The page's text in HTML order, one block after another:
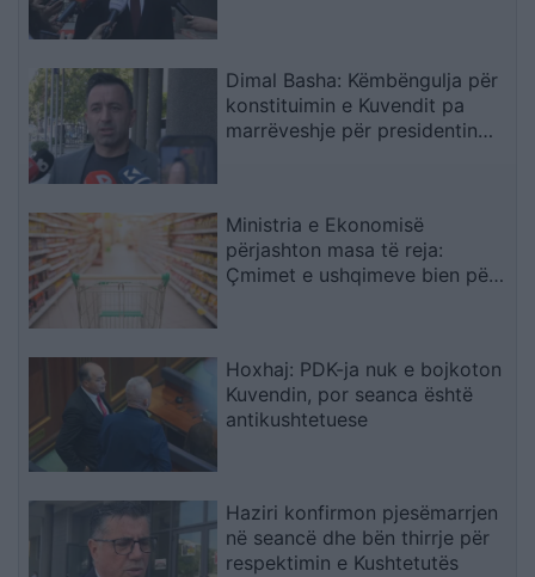
Dimal Basha: Këmbëngulja për
konstituimin e Kuvendit pa
marrëveshje për presidentin
Ministria e Ekonomisë
përjashton masa të reja:
Çmimet e ushqimeve bien për
Hoxhaj: PDK-ja nuk e bojkoton
Kuvendin, por seanca është
antikushtetuese
Haziri konfirmon pjesëmarrjen
në seancë dhe bën thirrje për
respektimin e Kushtetutës